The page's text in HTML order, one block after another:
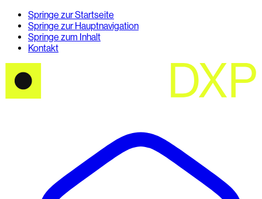
Springe zur Startseite
Springe zur Hauptnavigation
Springe zum Inhalt
Kontakt